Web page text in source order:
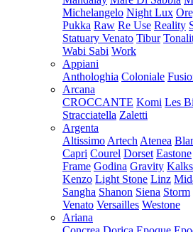
Michelangelo Night Lux
Pukka Raw Re Use Reality
Statuary Venato Tibur
Wabi Sabi Work
Appiani
Anthologhia Coloniale
Arcana
CROCCANTE Komi Les
Stracciatella Zaletti
Argenta
Altissimo Artech Atenea
Capri Courel Dorset Eastone
Frame Godina Gravity
Kenzo Light Stone Linz
Sangha Shanon Siena Storm
Venato Versailles Westone
Ariana